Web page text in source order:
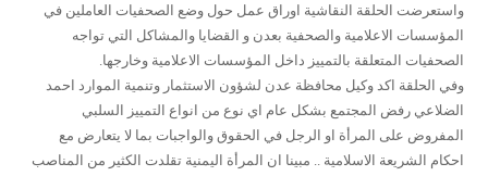
واستعرضت الحلقة النقاشية اوراق عمل حول وضع الصحفيات العاملين في
المؤسسات الاعلامية والصحفية بعدن و القضايا والمشاكل التي تواجه
الصحفيات المتعلقة بالتمييز داخل المؤسسات الاعلامية وخارجها.
وفي الحلقة اكد وكيل محافظة عدن لشؤون الاستثمار وتنمية الموارد احمد
الضلاعي رفض المجتمع بشكل عام اي نوع من انواع التمييز السلبي
المفروض على المرأة او الرجل في الحقوق والواجبات بما لا يتعارض مع
احكام الشريعة الاسلامية .. مبينا ان المرأة اليمنية تقلدت الكثير من المناصب